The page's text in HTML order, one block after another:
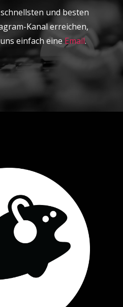
und besten
Kanal erreichen,
einfach eine Email.